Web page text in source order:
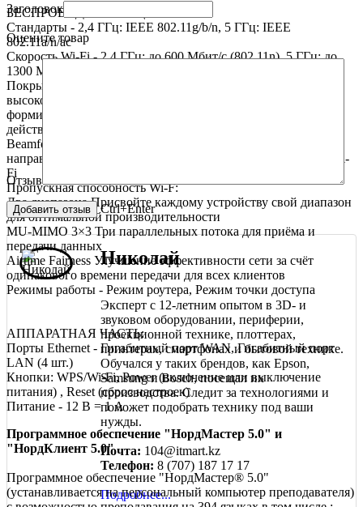
БЕСПРОВОДНОЕ ВЕЩАНИЕ:
Стандарты - 2,4 ГГц: IEEE 802.11g/b/n, 5 ГГц: IEEE
802.11a/n/ac
Скорость Wi-Fi - 2,4 ГГц: до 600 Мбит/с (802.11n), 5 ГГц: до
1300 Мбит/с (802.11ac)
Покрытие Wi-Fi - Шесть фиксированных
высокопроизводительных антенн Из нескольких антенн
формируется мощный сигнал, увеличивающий радиус
действия
Beamforming Концентрирует беспроводной сигнал в
направлении клиентов для расширения радиуса действия Wi-
Fi
Пропускная способность Wi-F:
Два диапазона Присвойте каждому устройству свой диапазон
для оптимальной производительности
MU-MIMO 3×3 Три параллельных потока для приёма и
передачи данных
Airtime Fairness Улучшение эффективности сети за счёт
одинакового времени передачи для всех клиентов
Режимы работы - Режим роутера, Режим точки доступа
АППАРАТНАЯ ЧАСТЬ:
Порты Ethernet - Гигабитный порт WAN, Гигабитный порт
LAN (4 шт.)
Кнопки: WPS/Wi-Fi, Power (включение или выключение
питания) , Reset (сброс настроек)
Питание - 12 В = 1 А
Программное обеспечение "НордМастер 5.0" и
"НордКлиент 5.0"
Программное обеспечение "НордМастер® 5.0"
(устанавливается на персональный компьютер преподавателя)
Заголовок
Оцените товар
Отзыв
Ctrl+Enter
Николай
Эксперт с 12-летним опытом в 3D- и
звуковом оборудовании, периферии,
проекционной технике, плоттерах,
принтерах, смартфонах и бытовой технике.
Обучался у таких брендов, как Epson,
Samsung и Bosch, посещал их
производства. Следит за технологиями и
поможет подобрать технику под ваши
нужды.
Почта: 104@itmart.kz
Телефон: 8 (707) 187 17 17
Подробнее...